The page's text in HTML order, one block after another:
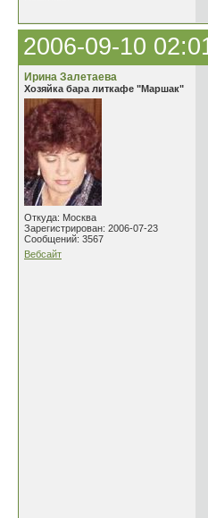
2006-09-10
Ирина Залетаева
Хозяйка бара литкафе "Маршак"
Откуда: Москва
Зарегистрирован: 2006-07-23
Сообщений: 3567
Вебсайт